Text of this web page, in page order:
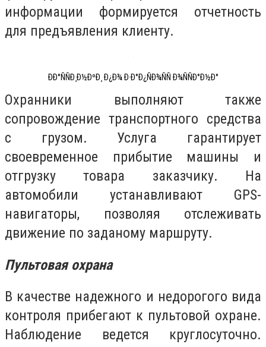
информации формируется отчетность
для предъявления клиенту.
ÐÐ°ÑÑÐ¸Ð½ÐºÐ¸ Ð¿Ð¾ Ð·Ð°Ð¿ÑÐ¾ÑÑ Ð¾ÑÑÐ°Ð½Ð°
Охранники выполняют также
сопровождение транспортного средства
с грузом. Услуга гарантирует
своевременное прибытие машины и
отгрузку товара заказчику. На
автомобили устанавливают GPS-
навигаторы, позволяя отслеживать
движение по заданому маршруту.
Пультовая охрана
В качестве надежного и недорогого вида
контроля прибегают к пультовой охране.
Наблюдение ведется круглосуточно.